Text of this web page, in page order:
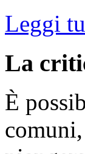
Leggi
La
È